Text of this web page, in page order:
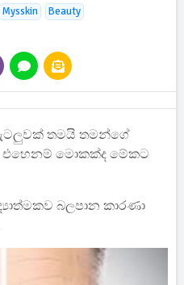
Mysskin
Beauty
තමයි තමන්ගේ
එහෙනම් මොකක්ද මේකට
බලපාන කාරණා